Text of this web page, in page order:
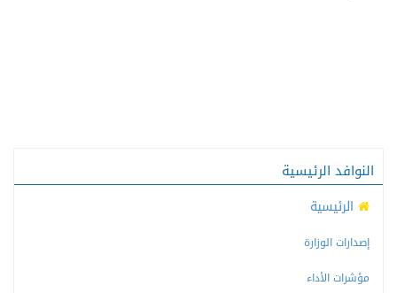
النوافد الرئيسية
الرئيسية
إصدارات الوزارة
مؤشرات الأداء